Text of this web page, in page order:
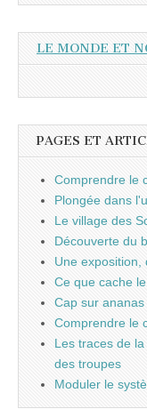
LE MONDE ET
PAGES ET
Comprendre le
Plongée dans
Le village des
Découverte du
Une exposition,
Ce que cache
Cap sur
Comprendre le
Les traces de
des troupes
Moduler le